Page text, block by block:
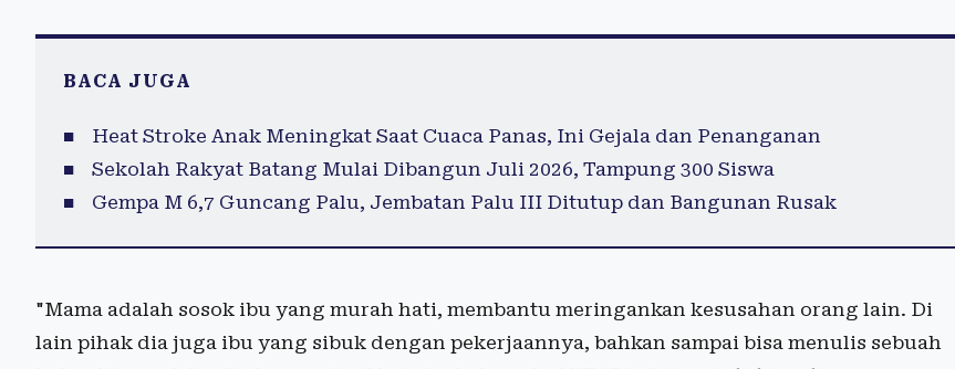
BACA JUGA
Heat Stroke Anak Meningkat Saat Cuaca Panas, Ini Gejala dan Penanganan
Sekolah Rakyat Batang Mulai Dibangun Juli 2026, Tampung 300 Siswa
Gempa M 6,7 Guncang Palu, Jembatan Palu III Ditutup dan Bangunan Rusak
"Mama adalah sosok ibu yang murah hati, membantu meringankan kesusahan orang lain. Di
lain pihak dia juga ibu yang sibuk dengan pekerjaannya, bahkan sampai bisa menulis sebuah